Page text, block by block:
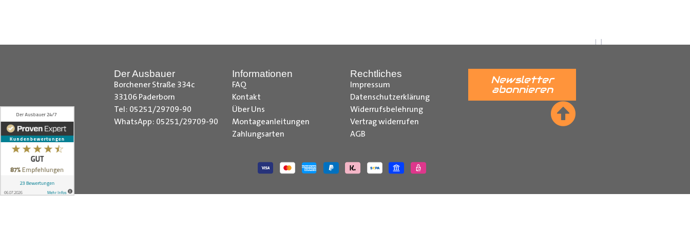
__________________________________________________________________________________
Der Ausbauer
Borchener Straße 334c
33106 Paderborn
Tel: 05251/29709-90
WhatsApp: 05251/29709-90
Informationen
FAQ
Kontakt
Über Uns
Montageanleitungen
Zahlungsarten
Rechtliches
Impressum
Datenschutzerklärung
Widerrufsbelehrung
Vertrag widerrufen
AGB
Newsletter
abonnieren